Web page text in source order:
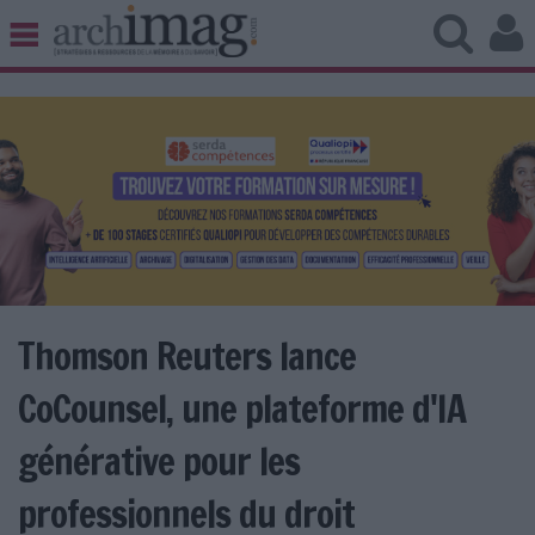
BIBLIOTHÈQUE ÉDITION
UNIVERS DATA
TRAVAIL COLLABORATIF
VIE NUMÉRIQUE
NUMÉRIQUE RESPONSABLE
LES DOSSIERS
LES NEWSLETTERS
LE MAGAZINE
Thomson Reuters lance
CoCounsel, une plateforme d'IA
générative pour les
professionnels du droit